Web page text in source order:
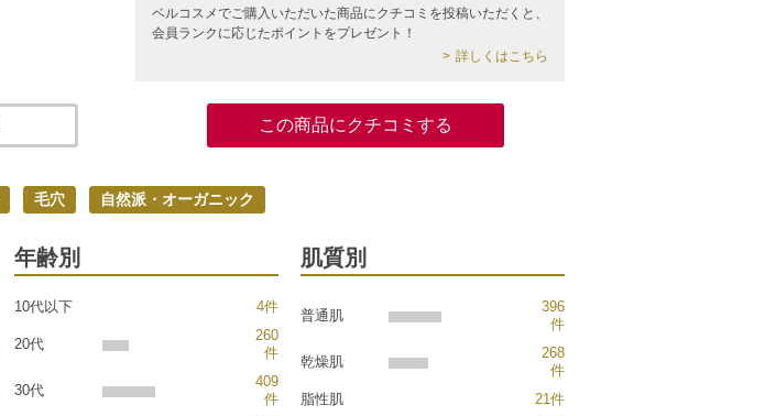
ベルコスメでご購入いただいた商品にクチコミを投稿いただくと、
会員ランクに応じたポイントをプレゼント！
詳しくはこちら
この商品にクチコミする
毛穴 自然派・オーガニック
年齢別
10代以下 4件
20代
260
件
30代
409
件
肌質別
普通肌
396
件
乾燥肌
268
件
脂性肌
21件